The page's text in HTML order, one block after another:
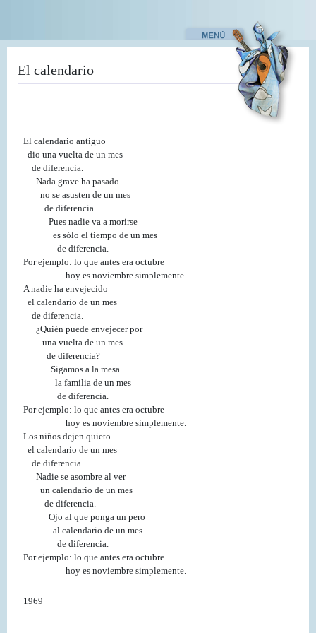
contenido
El calendario
El calendario antiguo
dio una vuelta de un mes
de diferencia.
Nada grave ha pasado
no se asusten de un mes
de diferencia.
Pues nadie va a morirse
es sólo el tiempo de un mes
de diferencia.
Por ejemplo: lo que antes era octubre
hoy es noviembre simplemente.
A nadie ha envejecido
el calendario de un mes
de diferencia.
¿Quién puede envejecer por
una vuelta de un mes
de diferencia?
Sigamos a la mesa
la familia de un mes
de diferencia.
Por ejemplo: lo que antes era octubre
hoy es noviembre simplemente.
Los niños dejen quieto
el calendario de un mes
de diferencia.
Nadie se asombre al ver
un calendario de un mes
de diferencia.
Ojo al que ponga un pero
al calendario de un mes
de diferencia.
Por ejemplo: lo que antes era octubre
hoy es noviembre simplemente.
1969